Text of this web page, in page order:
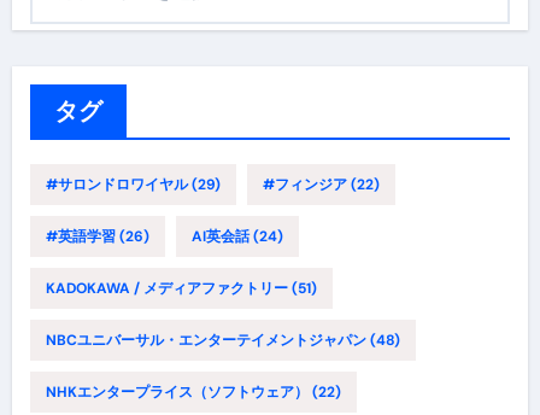
タグ
#サロンドロワイヤル(29) #フィンジア(22)
#英語学習(26) AI英会話(24)
KADOKAWA / メディアファクトリー(51)
NBCユニバーサル・エンターテイメントジャパン(48)
NHKエンタープライス（ソフトウェア） (22)